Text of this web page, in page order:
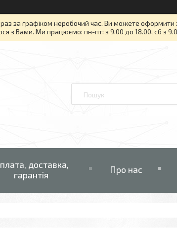
за графіком неробочий час. Ви можете оформити
з Вами. Ми працюємо: пн-пт: з 9.00 до 18.00, сб з
доставка,
гарантія
Про нас